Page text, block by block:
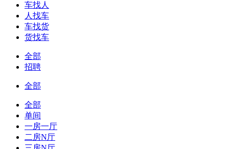
车找人
人找车
车找货
货找车
全部
招聘
全部
全部
单间
一房一厅
二房N厅